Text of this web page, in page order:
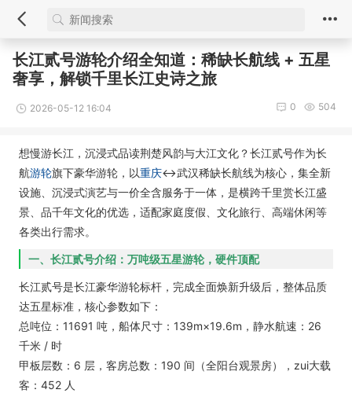
长江贰号游轮介绍全知道：稀缺长航线 + 五星
奢享，解锁千里长江史诗之旅
2026-05-12 16:04 504
0
想慢游长江，沉浸式品读荆楚风韵与大江文化？长江贰号作为长
航游轮旗下豪华游轮，以重庆↔武汉稀缺长航线为核心，集全新
设施、沉浸式演艺与一价全含服务于一体，是横跨千里赏长江盛
景、品千年文化的优选，适配家庭度假、文化旅行、高端休闲等
各类出行需求。
一、长江贰号介绍：万吨级五星游轮，硬件顶配
长江贰号是长江豪华游轮标杆，完成全面焕新升级后，整体品质
达五星标准，核心参数如下：
总吨位：11691 吨，船体尺寸：139m×19.6m，静水航速：26
千米 / 时
甲板层数：6 层，客房总数：190 间（全阳台观景房），zui大载
客：452 人